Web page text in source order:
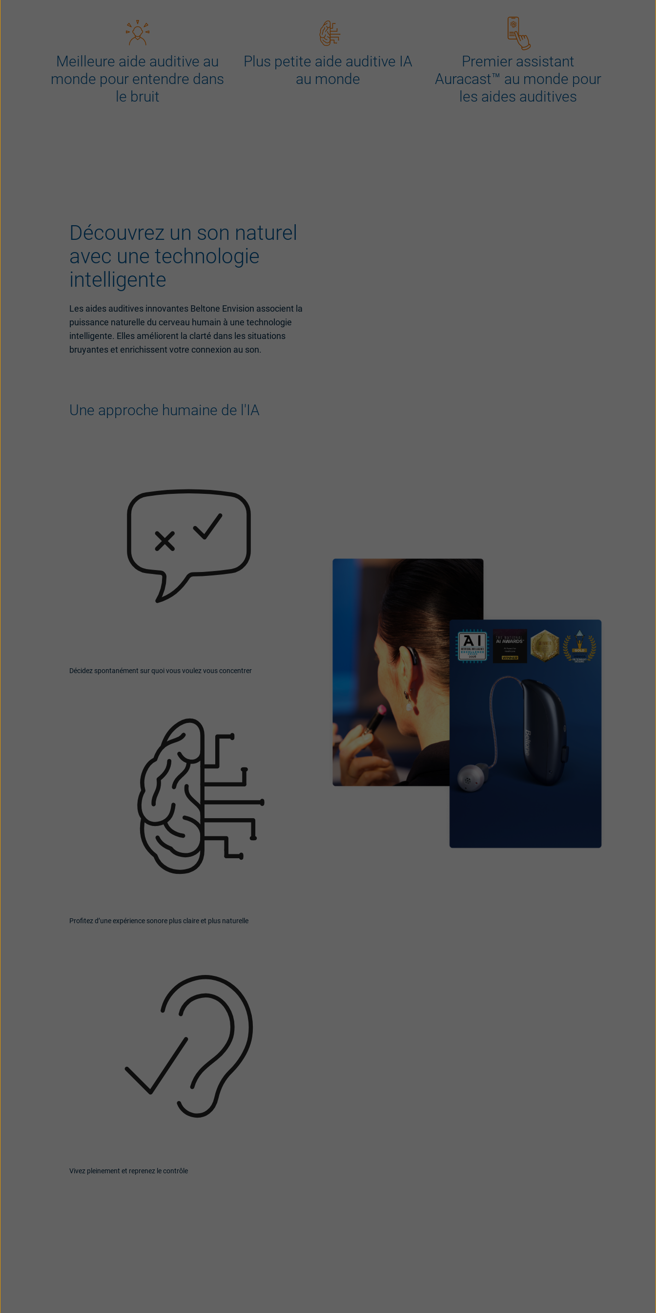
Meilleure aide auditive au
monde pour entendre dans
le bruit
Plus petite aide auditive IA
au monde
Premier assistant
Auracast™ au monde pour
les aides auditives
Découvrez un son naturel
avec une technologie
intelligente
Les aides auditives innovantes Beltone Envision associent la
puissance naturelle du cerveau humain à une technologie
intelligente. Elles améliorent la clarté dans les situations
bruyantes et enrichissent votre connexion au son.
Une approche humaine de l'IA
Décidez spontanément sur quoi vous voulez vous concentrer
Profitez d’une expérience sonore plus claire et plus naturelle
Vivez pleinement et reprenez le contrôle